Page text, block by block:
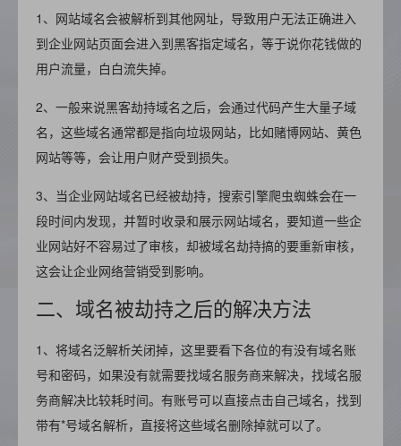
1、网站域名会被解析到其他网址，导致用户无法正确进入
到企业网站页面会进入到黑客指定域名，等于说你花钱做的
用户流量，白白流失掉。
2、一般来说黑客劫持域名之后，会通过代码产生大量子域
名，这些域名通常都是指向垃圾网站，比如赌博网站、黄色
网站等等，会让用户财产受到损失。
3、当企业网站域名已经被劫持，搜索引擎爬虫蜘蛛会在一
段时间内发现，并暂时收录和展示网站域名，要知道一些企
业网站好不容易过了审核，却被域名劫持搞的要重新审核，
这会让企业网络营销受到影响。
二、域名被劫持之后的解决方法
1、将域名泛解析关闭掉，这里要看下各位的有没有域名账
号和密码，如果没有就需要找域名服务商来解决，找域名服
务商解决比较耗时间。有账号可以直接点击自己域名，找到
带有*号域名解析，直接将这些域名删除掉就可以了。